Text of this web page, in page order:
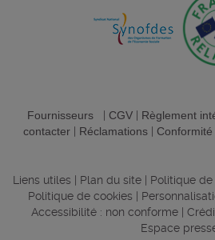
Fournisseurs| CGV| Règlement
contacter| Réclamations| Conformité
Liens utiles Plan du site Politique
Politique de cookies
Accessibilité : non conforme|
Espace